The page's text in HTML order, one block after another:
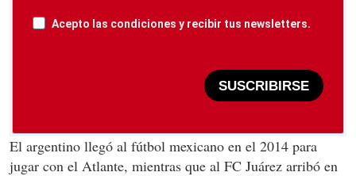
Acepto las condiciones y recibir tus newsletters.
SUSCRIBIRSE
El argentino llegó al fútbol mexicano en el 2014 para
jugar con el Atlante, mientras que al FC Juárez arribó en